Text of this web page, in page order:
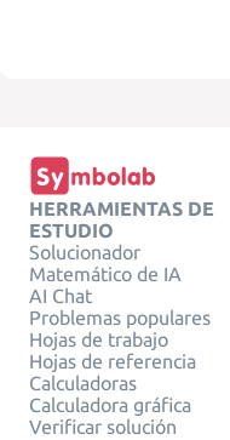
HERRAMIENTAS DE
ESTUDIO
Solucionador
Matemático de IA
AI Chat
Problemas populares
Hojas de trabajo
Hojas de referencia
Calculadoras
Calculadora gráfica
Verificar solución